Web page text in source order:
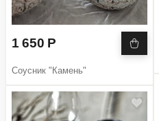
1 650 Р
Соусник "Камень"